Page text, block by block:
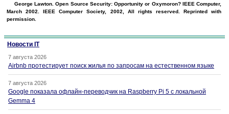
George Lawton. Open Source Security: Opportunity or Oxymoron? IEEE Computer,
March 2002. IEEE Computer Society, 2002, All rights reserved. Reprinted with
permission.
Новости IT
7 августа 2026
Airbnb протестирует поиск жилья по запросам на естественном языке
7 августа 2026
Google показала офлайн-переводчик на Raspberry Pi 5 с локальной
Gemma 4